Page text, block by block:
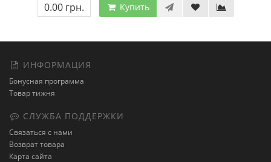
0.00 грн. Купить
ИНФОРМАЦИЯ
Бонусная программа
Товар тижня
СЛУЖБА ПОДДЕРЖКИ
Связаться с нами
Возврат товара
Карта сайта